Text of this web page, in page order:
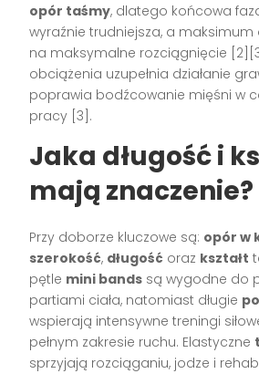
opór taśmy, dlatego końcowa
wyraźnie trudniejsza, a
na maksymalne rozciągnięcie
obciążenia uzupełnia działanie
poprawia bodźcowanie mięśni w
pracy [3].
Jaka długość i
mają znaczenie?
Przy doborze kluczowe są: opór w
szerokość, długość oraz kształt
pętle mini bands są wygodne do
partiami ciała, natomiast długie
wspierają intensywne treningi
pełnym zakresie ruchu. Elastyczne
sprzyjają rozciąganiu, jodze i